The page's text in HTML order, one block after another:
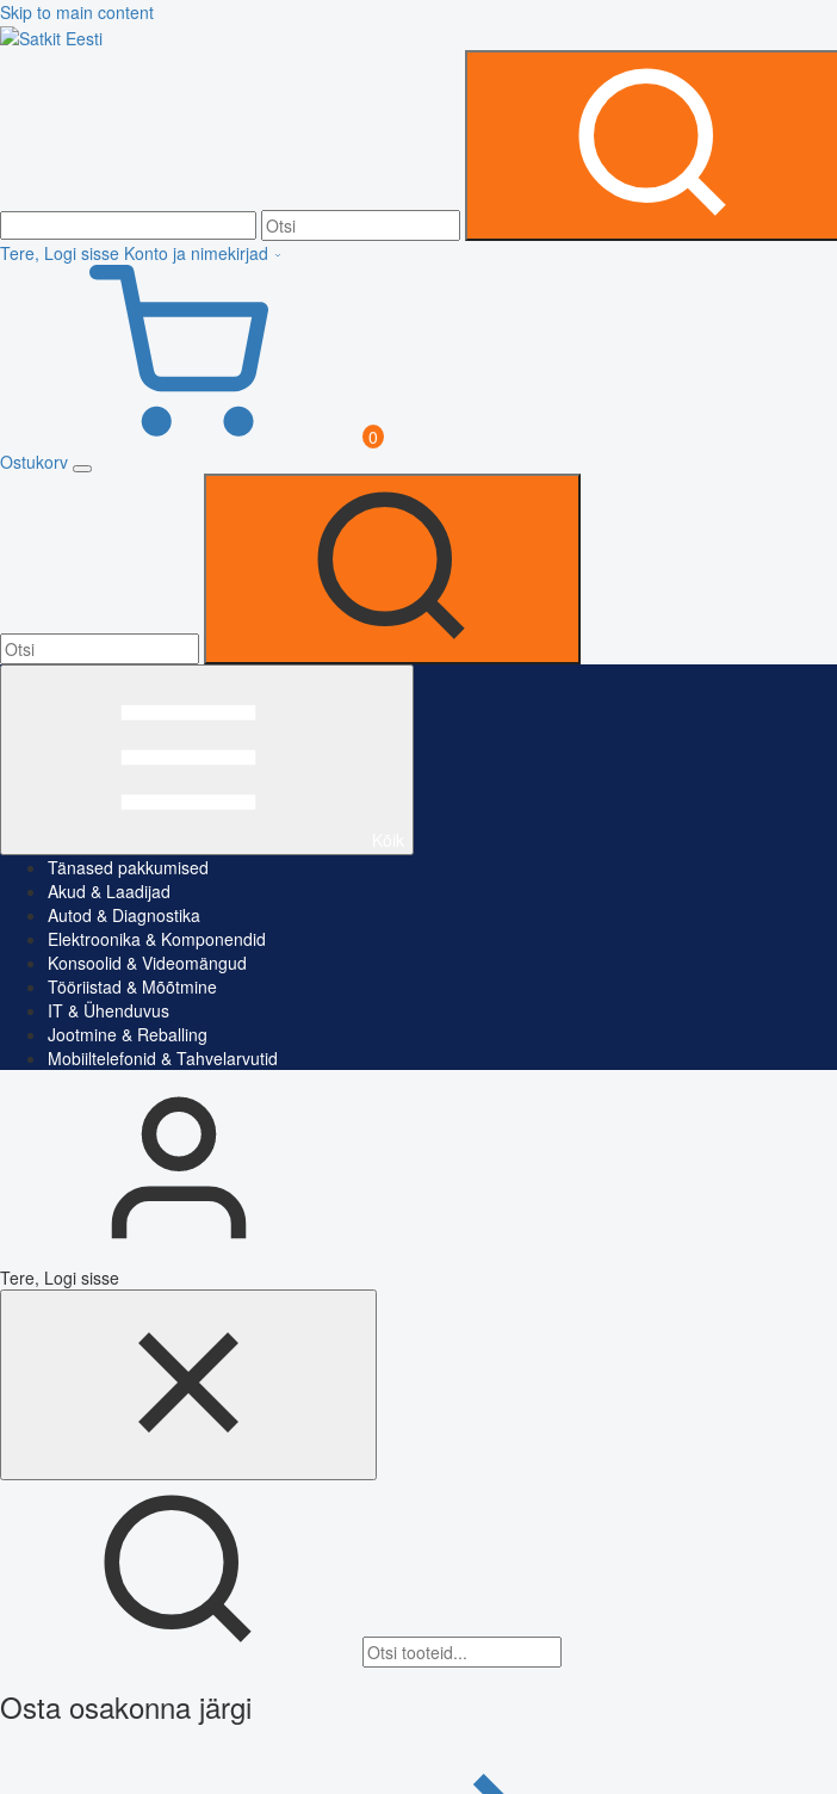
Skip to main content
Tere, Logi sisse Konto ja nimekirjad
0
Ostukorv
Tänased pakkumised
Akud & Laadijad
Autod & Diagnostika
Elektroonika & Komponendid
Konsoolid & Videomängud
Tööriistad & Mõõtmine
IT & Ühenduvus
Jootmine & Reballing
Mobiiltelefonid & Tahvelarvutid
Tere, Logi sisse
Osta osakonna järgi